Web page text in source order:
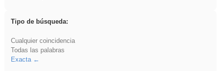
Tipo de búsqueda:
Cualquier coincidencia
Todas las palabras
Exacta